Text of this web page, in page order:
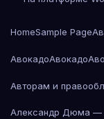
HomeSample Page
АвокадоАвокадо
Авторам и
Александр Дюма —